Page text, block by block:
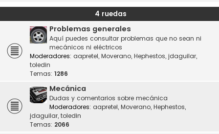
4 ruedas
Problemas generales
Aquí puedes consultar problemas que no sean ni
mecánicos ni eléctricos
Moderadores: aapretel, Moverano, Hephestos, jdaguilar,
toledin
Temas: 1286
Mecánica
Dudas y comentarios sobre mecánica
Moderadores: aapretel, Moverano, Hephestos,
jdaguilar, toledin
Temas: 2066